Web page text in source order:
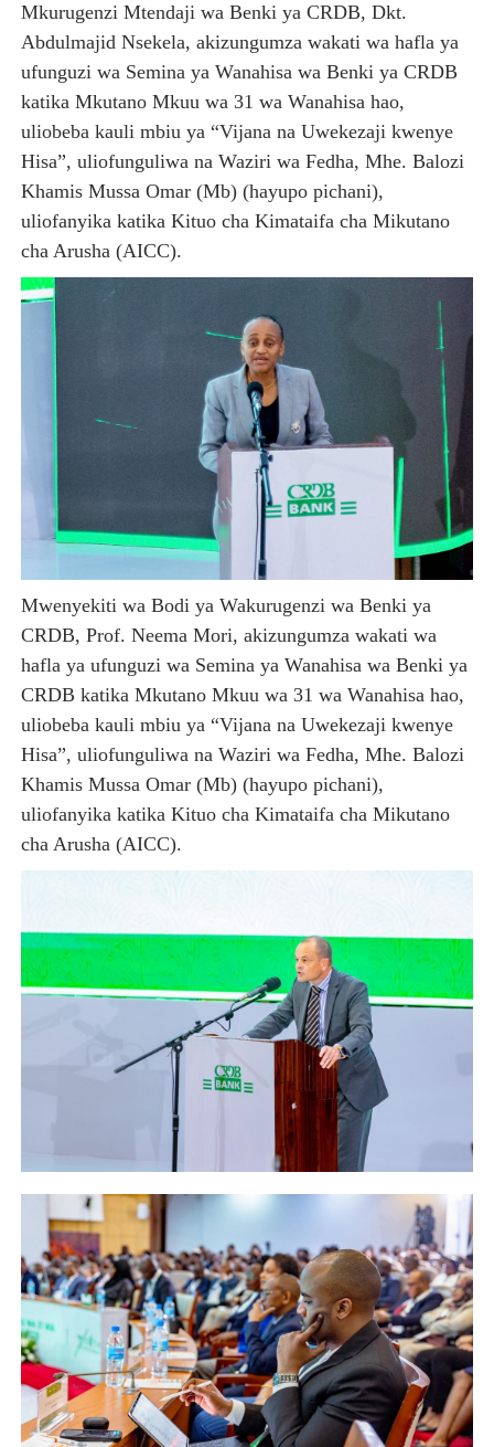
Mkurugenzi Mtendaji wa Benki ya CRDB, Dkt.
Abdulmajid Nsekela, akizungumza wakati wa hafla ya
ufunguzi wa Semina ya Wanahisa wa Benki ya CRDB
katika Mkutano Mkuu wa 31 wa Wanahisa hao,
uliobeba kauli mbiu ya “Vijana na Uwekezaji kwenye
Hisa”, uliofunguliwa na Waziri wa Fedha, Mhe. Balozi
Khamis Mussa Omar (Mb) (hayupo pichani),
uliofanyika katika Kituo cha Kimataifa cha Mikutano
cha Arusha (AICC).
Mwenyekiti wa Bodi ya Wakurugenzi wa Benki ya
CRDB, Prof. Neema Mori, akizungumza wakati wa
hafla ya ufunguzi wa Semina ya Wanahisa wa Benki ya
CRDB katika Mkutano Mkuu wa 31 wa Wanahisa hao,
uliobeba kauli mbiu ya “Vijana na Uwekezaji kwenye
Hisa”, uliofunguliwa na Waziri wa Fedha, Mhe. Balozi
Khamis Mussa Omar (Mb) (hayupo pichani),
uliofanyika katika Kituo cha Kimataifa cha Mikutano
cha Arusha (AICC).